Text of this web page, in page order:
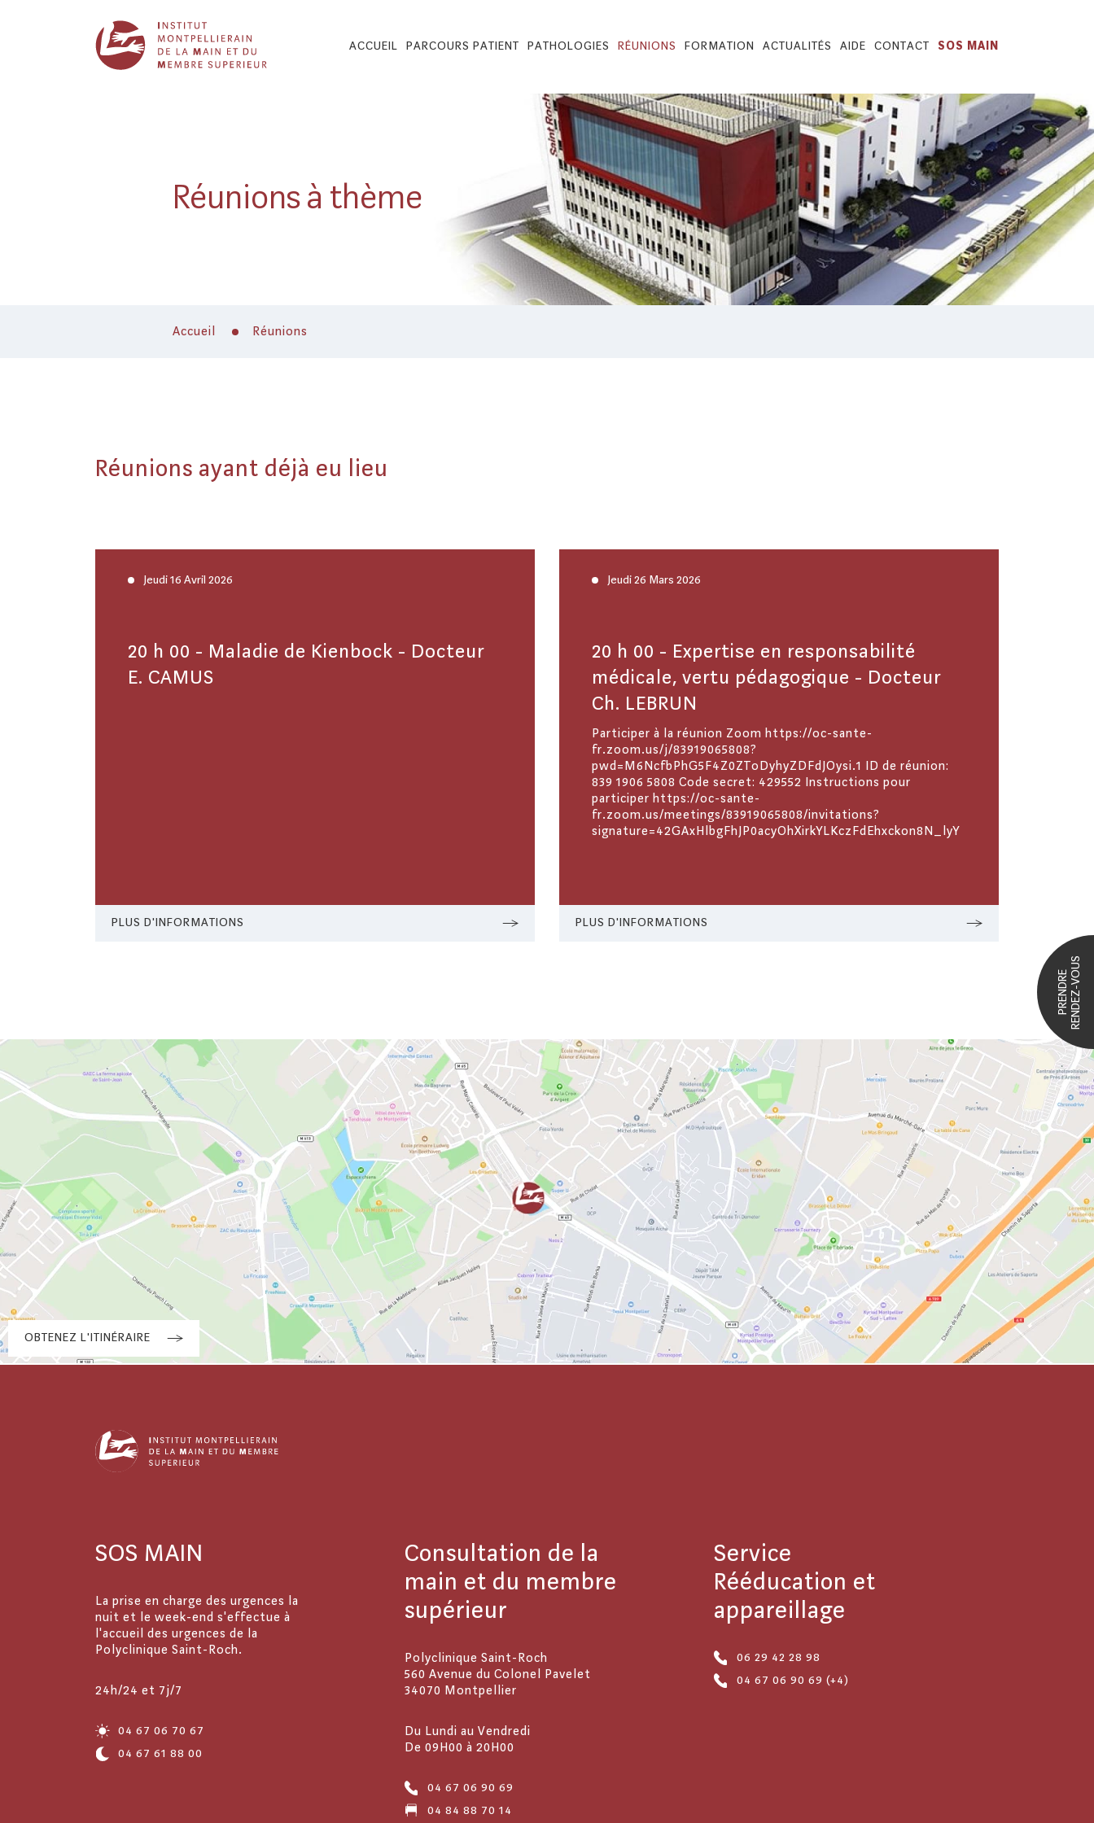
ACCUEIL PARCOURS PATIENT
4
PATHOLOGIES RÉUNIONS FORMATION ACTUALITÉS AIDE
1
2
CONTACT SOS MAIN
Réunions à thème
Accueil Réunions
Réunions ayant déjà eu lieu
Jeudi 16 Avril 2026
20 h 00 - Maladie de Kienbock - Docteur
E. CAMUS
PLUS D'INFORMATIONS
Jeudi 26 Mars 2026
20 h 00 - Expertise en responsabilité
médicale, vertu pédagogique - Docteur
Ch. LEBRUN
Participer à la réunion Zoom https://oc-sante-
fr.zoom.us/j/83919065808?
pwd=M6NcfbPhG5F4Z0ZToDyhyZDFdJOysi.1 ID de réunion:
839 1906 5808 Code secret: 429552 Instructions pour
participer https://oc-sante-
fr.zoom.us/meetings/83919065808/invitations?
signature=42GAxHlbgFhJP0acyOhXirkYLKczFdEhxckon8N_lyY
PLUS D'INFORMATIONS
OBTENEZ L'ITINÉRAIRE
SOS MAIN
La prise en charge des urgences la
nuit et le week-end s'effectue à
l'accueil des urgences de la
Polyclinique Saint-Roch.
24h/24 et 7j/7
04 67 06 70 67
04 67 61 88 00
Consultation de la
main et du membre
supérieur
Polyclinique Saint-Roch
560 Avenue du Colonel Pavelet
34070 Montpellier
Du Lundi au Vendredi
De 09H00 à 20H00
04 67 06 90 69
04 84 88 70 14
Service
Rééducation et
appareillage
06 29 42 28 98
04 67 06 90 69 (+4)
PRENDRERENDEZ-VOUS
CRÉDITS
Design & Développement